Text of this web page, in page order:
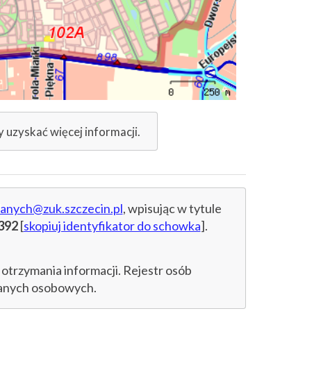
uzyskać więcej informacji.
, wpisując w tytule
[skopiuj identyfikator do schowka].
informacji. Rejestr osób
osobowych.